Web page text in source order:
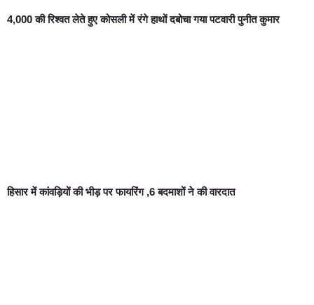
4,000 की रिश्वत लेते हुए कोसली में रंगे हाथों दबोचा गया पटवारी पुनीत कुमार
हिसार में कांवड़ियों की भीड़ पर फायरिंग ,6 बदमाशों ने की वारदात